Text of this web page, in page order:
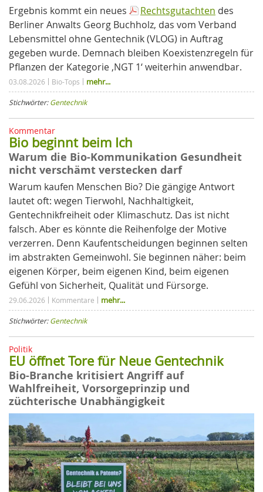
Ergebnis kommt ein neues
Rechtsgutachten des
Berliner Anwalts Georg Buchholz, das vom Verband
Lebensmittel ohne Gentechnik (VLOG) in Auftrag
gegeben wurde. Demnach bleiben Koexistenzregeln für
Pflanzen der Kategorie ‚NGT 1‘ weiterhin anwendbar.
03.08.2026 Bio-Tops mehr...
Stichwörter:Gentechnik
Kommentar
Bio beginnt beim Ich
Warum die Bio-Kommunikation Gesundheit
nicht verschämt verstecken darf
Warum kaufen Menschen Bio? Die gängige Antwort
lautet oft: wegen Tierwohl, Nachhaltigkeit,
Gentechnikfreiheit oder Klimaschutz. Das ist nicht
falsch. Aber es könnte die Reihenfolge der Motive
verzerren. Denn Kaufentscheidungen beginnen selten
im abstrakten Gemeinwohl. Sie beginnen näher: beim
eigenen Körper, beim eigenen Kind, beim eigenen
Gefühl von Sicherheit, Qualität und Fürsorge.
29.06.2026 Kommentare mehr...
Stichwörter:Gentechnik
Politik
EU öffnet Tore für Neue Gentechnik
Bio-Branche kritisiert Angriff auf
Wahlfreiheit, Vorsorgeprinzip und
züchterische Unabhängigkeit